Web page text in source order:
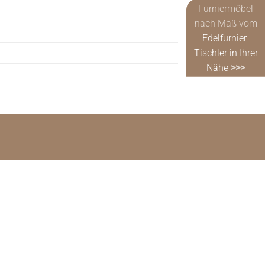
Furniermöbel
nach Maß vom
Edelfurnier-
Tischler in Ihrer
Nähe >>>